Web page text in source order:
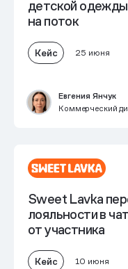
детской
на поток
Кейс 25 июня
Евгения Янчук
Коммерческий
Sweet Lavka
лояльности в
от участника
Кейс 10 июня